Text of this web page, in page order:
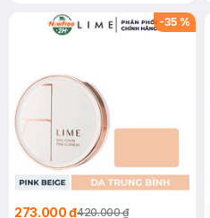
-35 %
273.000 ₫420.000 ₫